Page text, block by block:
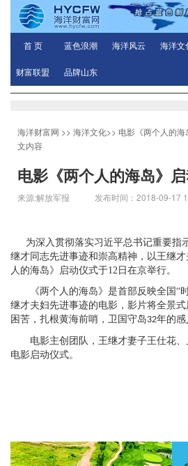
首 页 蓝色浪潮 海洋风云 海洋文
财富联盟 品牌山东
海洋财富网 >> 海洋文化>> 电影《两个人的
文内容
电影《两个人的海岛》
来源:解放军报 发布时间：2018-09-17
为深入贯彻落实习近平总书记重要指
继才同志先进事迹和崇高精神，以王继
人的海岛》启动仪式于12 日在京举行。
《两个人的海岛》是首部反映全国 “
继才夫妇先进事迹的电影，影片将全景
困苦，扎根黄海前哨，卫国守岛32年的感
电影主创团队，王继才妻子王仕花、
电影启动仪式。